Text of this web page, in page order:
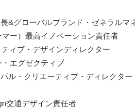
&グローバルブランド・ゼネラルマ
ー）最高イノベーション責任者
ィブ・デザインディレクター
エグゼクティブ
ル・クリエーティブ・ディレクター
交通デザイン責任者